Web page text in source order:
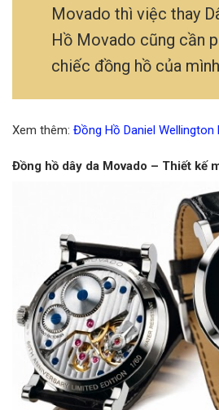
Movado thì việc thay
Hồ Movado cũng cần
chiếc đồng hồ của
Xem thêm: Đồng Hồ Daniel Wellington
Đồng hồ dây da Movado – Thiết kế